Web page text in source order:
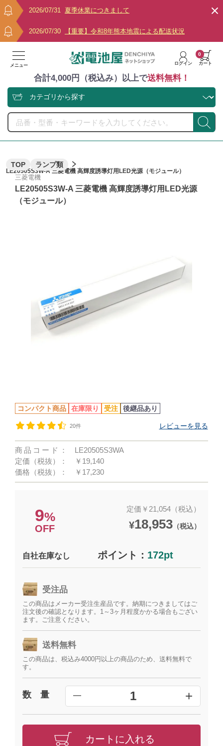
2026/07/31 夏季休業につきまして
2026/07/30 【重要】令和8年熊本地震による配送状況
メニュー ログイン カート
0
合計4,000円（税込み）以上で送料無料！
TOP ランプ類
LE20505S3W-A 三菱電機 高輝度誘導灯用LED光源（モジュール）
三菱電機
LE20505S3W-A 三菱電機 高輝度誘導灯用LED光源
（モジュール）
コンパクト商品 在庫限り 受注 後継品あり
20件 レビューを見る
商品コード：
LE20505S3WA
定価（税抜）：
￥19,140
価格（税抜）：
￥17,230
9%
OFF
定価￥21,054（税込）
¥18,953（税込）
自社在庫なし ポイント： 172pt
受注品
この商品はメーカー受注生産品です。納期につきましてはご
注文後の確認となります。1～3ヶ月程度かかる場合もござい
ます。ご注意ください。
送料無料
この商品は、税込み4000円以上の商品のため、送料無料で
す。
数 量 ━ 1 +
カートに入れる